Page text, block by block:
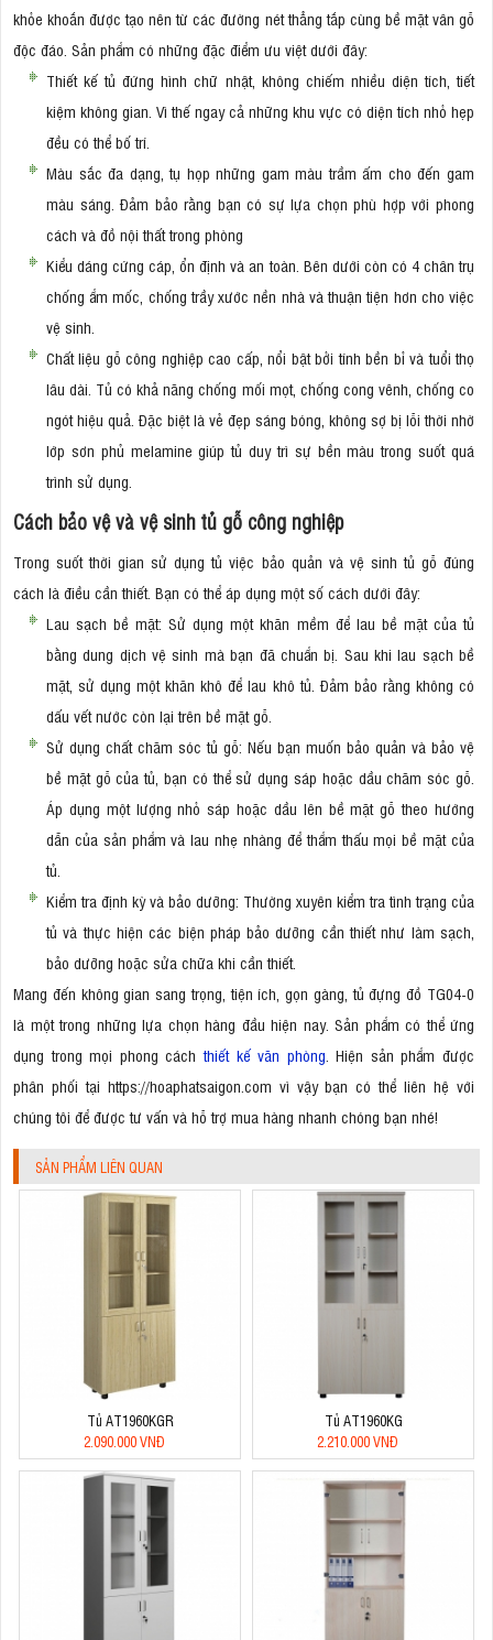
khỏe khoắn được tạo nên từ các đường nét thẳng tắp cùng bề mặt vân gỗ
độc đáo. Sản phẩm có những đặc điểm ưu việt dưới đây:
Thiết kế tủ đứng hình chữ nhật, không chiếm nhiều diện tích, tiết
kiệm không gian. Vì thế ngay cả những khu vực có diện tích nhỏ hẹp
đều có thể bố trí.
Màu sắc đa dạng, tụ họp những gam màu trầm ấm cho đến gam
màu sáng. Đảm bảo rằng bạn có sự lựa chọn phù hợp với phong
cách và đồ nội thất trong phòng
Kiểu dáng cứng cáp, ổn định và an toàn. Bên dưới còn có 4 chân trụ
chống ẩm mốc, chống trầy xước nền nhà và thuận tiện hơn cho việc
vệ sinh.
Chất liệu gỗ công nghiệp cao cấp, nổi bật bởi tính bền bỉ và tuổi thọ
lâu dài. Tủ có khả năng chống mối mọt, chống cong vênh, chống co
ngót hiệu quả. Đặc biệt là vẻ đẹp sáng bóng, không sợ bị lỗi thời nhờ
lớp sơn phủ melamine giúp tủ duy trì sự bền màu trong suốt quá
trình sử dụng.
Cách bảo vệ và vệ sinh tủ gỗ công nghiệp
Trong suốt thời gian sử dụng tủ việc bảo quản và vệ sinh tủ gỗ đúng
cách là điều cần thiết. Bạn có thể áp dụng một số cách dưới đây:
Lau sạch bề mặt: Sử dụng một khăn mềm để lau bề mặt của tủ
bằng dung dịch vệ sinh mà bạn đã chuẩn bị. Sau khi lau sạch bề
mặt, sử dụng một khăn khô để lau khô tủ. Đảm bảo rằng không có
dấu vết nước còn lại trên bề mặt gỗ.
Sử dụng chất chăm sóc tủ gỗ: Nếu bạn muốn bảo quản và bảo vệ
bề mặt gỗ của tủ, bạn có thể sử dụng sáp hoặc dầu chăm sóc gỗ.
Áp dụng một lượng nhỏ sáp hoặc dầu lên bề mặt gỗ theo hướng
dẫn của sản phẩm và lau nhẹ nhàng để thẩm thấu mọi bề mặt của
tủ.
Kiểm tra định kỳ và bảo dưỡng: Thường xuyên kiểm tra tình trạng của
tủ và thực hiện các biện pháp bảo dưỡng cần thiết như làm sạch,
bảo dưỡng hoặc sửa chữa khi cần thiết.
Mang đến không gian sang trọng, tiện ích, gọn gàng, tủ đựng đồ TG04-0
là một trong những lựa chọn hàng đầu hiện nay. Sản phẩm có thể ứng
dụng trong mọi phong cáchthiết kế văn phòng . Hiện sản phẩm được
phân phối tại https://hoaphatsaigon.com vì vậy bạn có thể liên hệ với
chúng tôi để được tư vấn và hỗ trợ mua hàng nhanh chóng bạn nhé!
SẢN PHẨM LIÊN QUAN
Tủ AT1960KGR
2.090.000 VNĐ
Tủ AT1960KG
2.210.000 VNĐ